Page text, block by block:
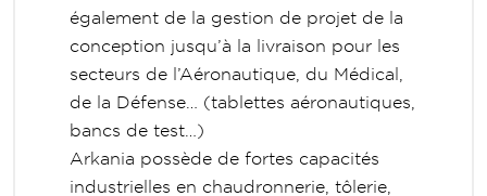
également de la gestion de projet de la
conception jusqu’à la livraison pour les
secteurs de l’Aéronautique, du Médical,
de la Défense… (tablettes aéronautiques,
bancs de test…)
Arkania possède de fortes capacités
industrielles en chaudronnerie, tôlerie,